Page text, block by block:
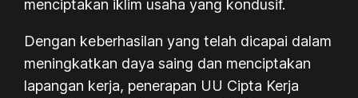
menciptakan iklim usaha yang kondusif.
Dengan keberhasilan yang telah dicapai dalam
meningkatkan daya saing dan menciptakan
lapangan kerja, penerapan UU Cipta Kerja